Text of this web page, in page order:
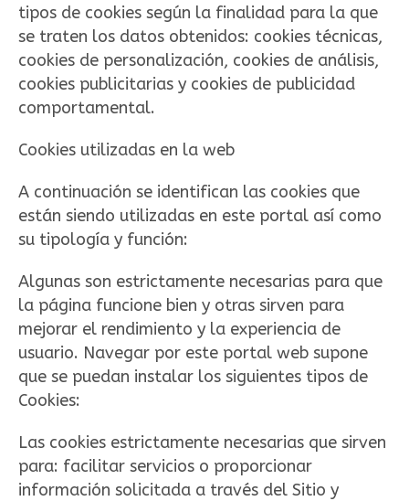
tipos de cookies según la finalidad para la que
se traten los datos obtenidos: cookies técnicas,
cookies de personalización, cookies de análisis,
cookies publicitarias y cookies de publicidad
comportamental.
Cookies utilizadas en la web
A continuación se identifican las cookies que
están siendo utilizadas en este portal así como
su tipología y función:
Algunas son estrictamente necesarias para que
la página funcione bien y otras sirven para
mejorar el rendimiento y la experiencia de
usuario. Navegar por este portal web supone
que se puedan instalar los siguientes tipos de
Cookies:
Las cookies estrictamente necesarias que sirven
para: facilitar servicios o proporcionar
información solicitada a través del Sitio y